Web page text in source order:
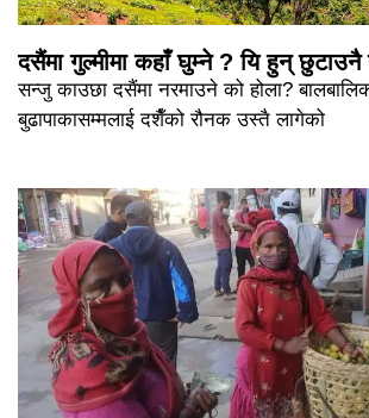
दसैंमा गुल्मीमा कहाँ घुम्ने ? यि हुन्
सन्जु काउछा दसैंमा नरमाउने को होला?
बुढापाकासम्मलाई दशैँको रौनक उस्तै लागेको